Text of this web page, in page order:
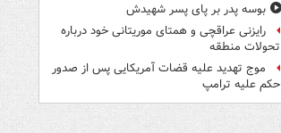
بوسه‌ پدر بر پای پسر شهیدش
رایزنی عراقچی و همتای موریتانی خود درباره
تحولات منطقه
موج تهدید علیه قضات آمریکایی پس از صدور
حکم علیه ترامپ